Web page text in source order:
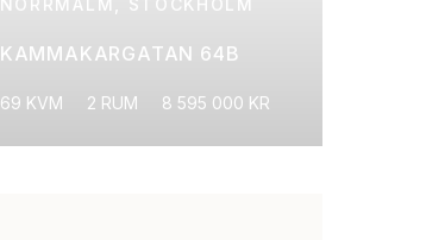
NORRMALM, STOCKHOLM
KAMMAKARGATAN 64B
69 KVM 2 RUM 8 595 000 KR